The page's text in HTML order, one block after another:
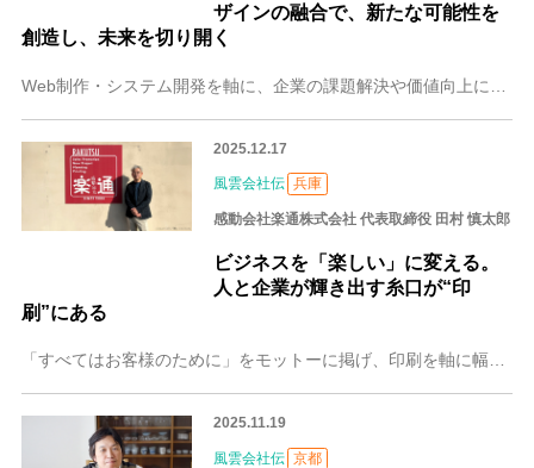
ザインの融合で、新たな可能性を
創造し、未来を切り開く
2025.12.17
風雲会社伝 兵庫
感動会社楽通株式会社 代表取締役 田村 慎太郎
ビジネスを「楽しい」に変える。
人と企業が輝き出す糸口が“印
刷”にある
2025.11.19
風雲会社伝 京都